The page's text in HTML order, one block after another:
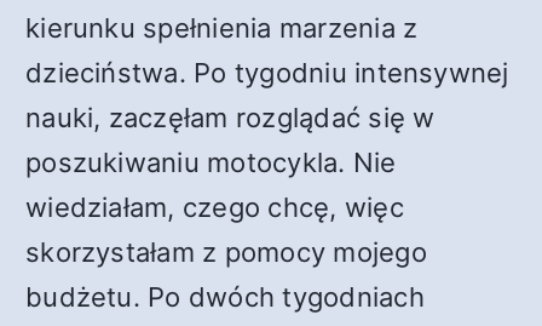
kierunku spełnienia marzenia z
dzieciństwa. Po tygodniu intensywnej
nauki, zaczęłam rozglądać się w
poszukiwaniu motocykla. Nie
wiedziałam, czego chcę, więc
skorzystałam z pomocy mojego
budżetu. Po dwóch tygodniach